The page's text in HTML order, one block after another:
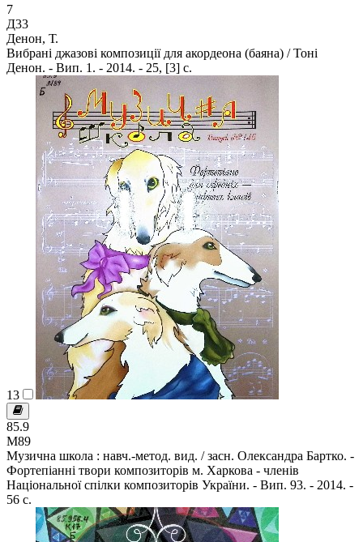
7
Д33
Денон, Т.
Вибрані джазові композиції для акордеона (баяна) / Тоні
Денон. - Вип. 1. - 2014. - 25, [3] с.
13
85.9
М89
Музична школа : навч.-метод. вид. / засн. Олександра Бартко. -
Фортепіанні твори композиторів м. Харкова - членів
Національної спілки композиторів України. - Вип. 93. - 2014. -
56 с.